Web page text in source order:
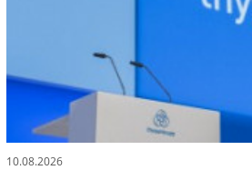
10.08.2026